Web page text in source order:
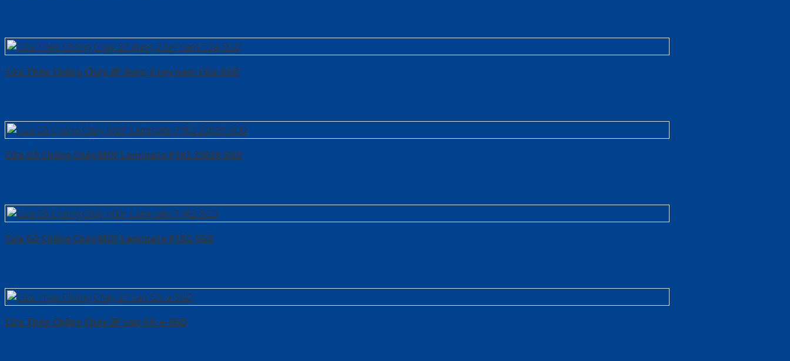
Cửa Thép Chống Cháy 2P dung 2 tay nam Cửa-SGD
Cửa Gỗ Chống Cháy MDF Laminate P1R2 23029-SGD
Cửa Gỗ Chống Cháy MDF Laminate P1R2-SGD
Cửa Thép Chống Cháy 2P van Gỗ-a-SGD